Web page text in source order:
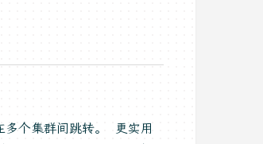
个集群间跳转。 更实用